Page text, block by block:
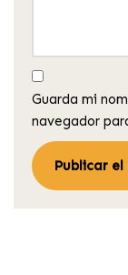
Guarda mi
navegador